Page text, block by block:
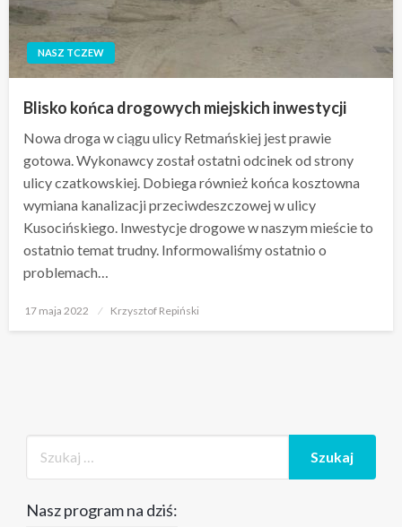
NASZ TCZEW
Blisko końca drogowych miejskich inwestycji
Nowa droga w ciągu ulicy Retmańskiej jest prawie
gotowa. Wykonawcy został ostatni odcinek od strony
ulicy czatkowskiej. Dobiega również końca kosztowna
wymiana kanalizacji przeciwdeszczowej w ulicy
Kusocińskiego. Inwestycje drogowe w naszym mieście to
ostatnio temat trudny. Informowaliśmy ostatnio o
problemach…
Opublikowane
17 maja 2022 Krzysztof Repiński
Nasz program na dziś: